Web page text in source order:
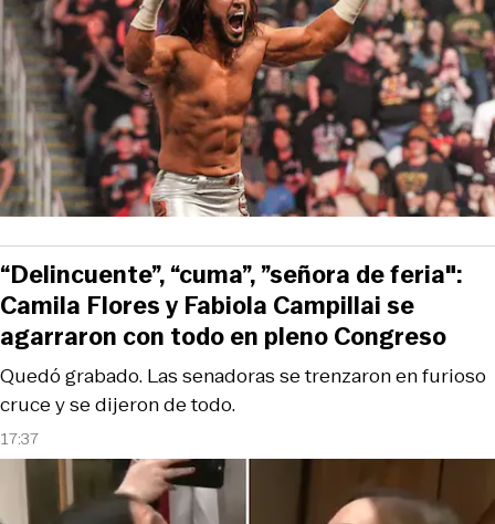
17:37
Quedó grabado. Las senadoras se trenzaron en furioso
cruce y se dijeron de todo.
“Delincuente”, “cuma”, ”señora de feria":
Camila Flores y Fabiola Campillai se
agarraron con todo en pleno Congreso